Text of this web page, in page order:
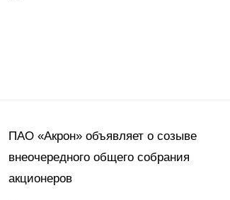
ПАО «Акрон» объявляет о созыве
внеочередного общего собрания
акционеров